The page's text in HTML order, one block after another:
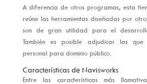
A diferencia de otros programas, esta
reúne las herramientas diseñadas por
son de gran utilidad para el
También es posible adjudicar las
personal para dominio público.
Características de Navisworks
Entre las características más